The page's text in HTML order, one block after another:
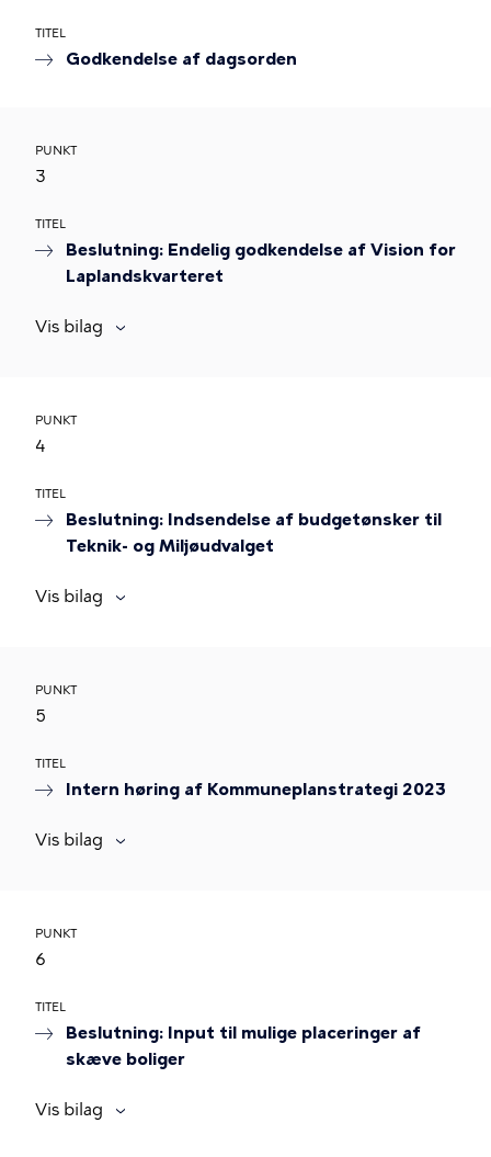
TITEL
Godkendelse af dagsorden
PUNKT
3
TITEL
Beslutning: Endelig godkendelse af Vision for
Laplandskvarteret
Vis bilag
PUNKT
4
TITEL
Beslutning: Indsendelse af budgetønsker til
Teknik- og Miljøudvalget
Vis bilag
PUNKT
5
TITEL
Intern høring af Kommuneplanstrategi 2023
Vis bilag
PUNKT
6
TITEL
Beslutning: Input til mulige placeringer af
skæve boliger
Vis bilag